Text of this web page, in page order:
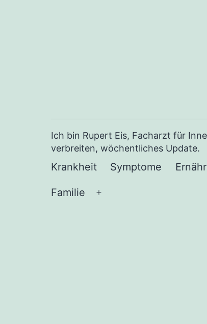
Ich bin Rupert Eis, Facharzt für
verbreiten, wöchentliches Update.
Krankheit Symptome
Familie